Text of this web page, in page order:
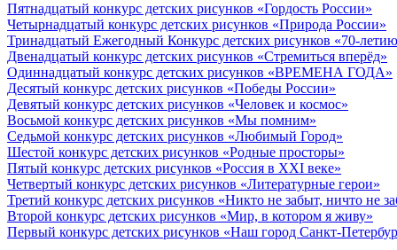
Пятнадцатый конкурс детских рисунков «Гордость России»
Четырнадцатый конкурс детских рисунков «Природа России»
Тринадцатый Ежегодный Конкурс детских рисунков «70-
Двенадцатый конкурс детских рисунков «Стремиться вперёд»
Одиннадцатый конкурс детских рисунков «ВРЕМЕНА ГОДА»
Десятый конкурс детских рисунков «Победы России»
Девятый конкурс детских рисунков «Человек и космос»
Восьмой конкурс детских рисунков «Мы помним»
Седьмой конкурс детских рисунков «Любимый Город»
Шестой конкурс детских рисунков «Родные просторы»
Пятый конкурс детских рисунков «Россия в XXI веке»
Четвертый конкурс детских рисунков «Литературные герои»
Третий конкурс детских рисунков «Никто не забыт, ничто не
Второй конкурс детских рисунков «Мир, в котором я живу»
Первый конкурс детских рисунков «Наш город Санкт-